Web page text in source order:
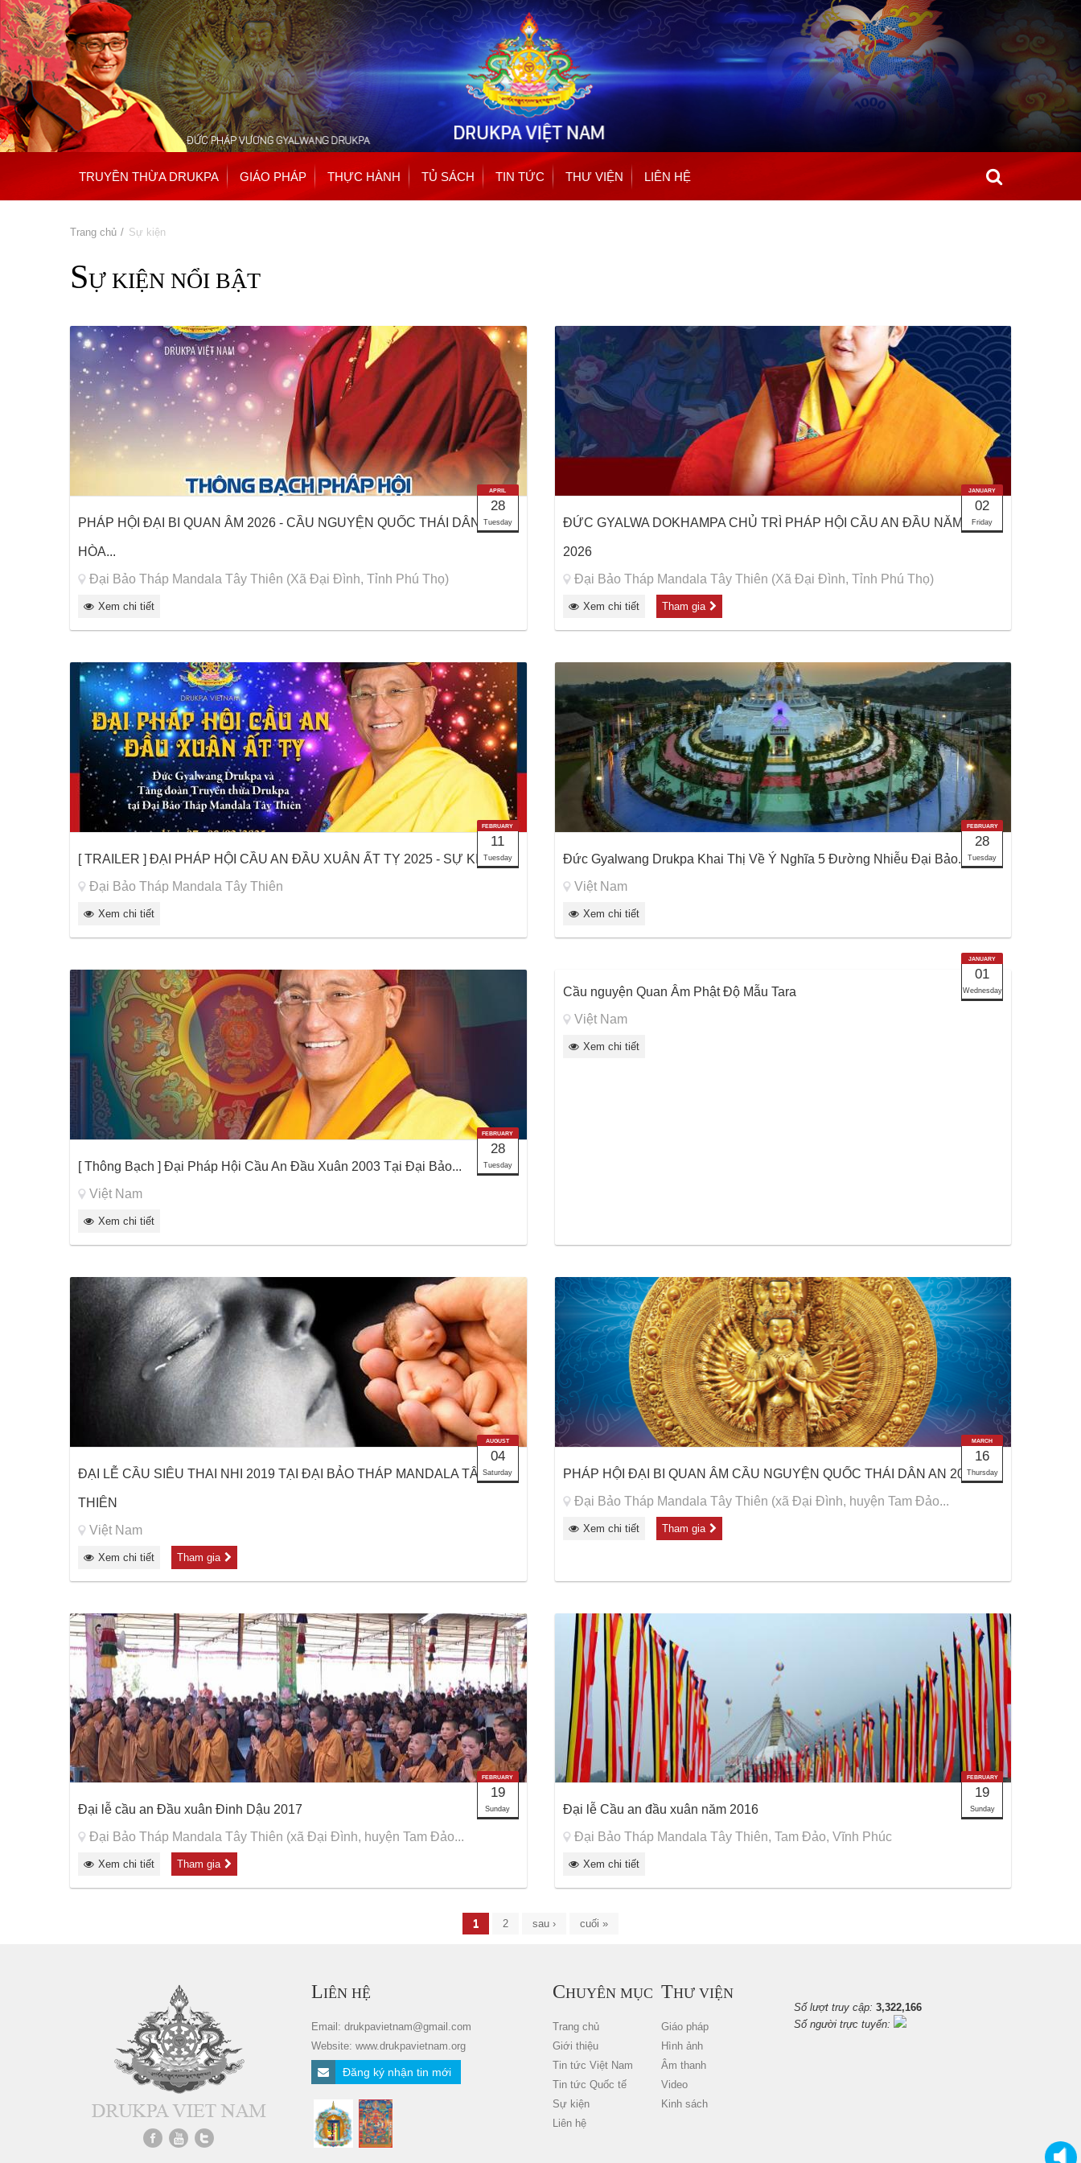
Nhảy
đến
nội
dung
TRUYỀN THỪA DRUKPA GIÁO PHÁP THỰC HÀNH TỦ SÁCH TIN TỨC THƯ VIỆN LIÊN HỆ
Trang chủ » Sự kiện
SỰ KIỆN NỔI BẬT
PHÁP HỘI ĐẠI BI QUAN ÂM 2026 - CẦU NGUYỆN QUỐC THÁI DÂN AN,
HÒA...
Đại Bảo Tháp Mandala Tây Thiên (Xã Đại Đình, Tỉnh Phú Thọ)
Xem chi tiết
APRIL
28
Tuesday ĐỨC GYALWA DOKHAMPA CHỦ TRÌ PHÁP HỘI CẦU AN ĐẦU NĂM MỚI
2026
Đại Bảo Tháp Mandala Tây Thiên (Xã Đại Đình, Tỉnh Phú Thọ)
Xem chi tiết Tham gia
JANUARY
02
Friday
[ TRAILER ] ĐẠI PHÁP HỘI CẦU AN ĐẦU XUÂN ẤT TỴ 2025 - SỰ KIỆN...
Đại Bảo Tháp Mandala Tây Thiên
Xem chi tiết
FEBRUARY
11
Tuesday
Đức Gyalwang Drukpa Khai Thị Về Ý Nghĩa 5 Đường Nhiễu Đại Bảo...
Việt Nam
Xem chi tiết
FEBRUARY
28
Tuesday
[ Thông Bạch ] Đại Pháp Hội Cầu An Đầu Xuân 2003 Tại Đại Bảo...
Việt Nam
Xem chi tiết
FEBRUARY
28
Tuesday
Cầu nguyện Quan Âm Phật Độ Mẫu Tara
Việt Nam
Xem chi tiết
JANUARY
01
Wednesday
ĐẠI LỄ CẦU SIÊU THAI NHI 2019 TẠI ĐẠI BẢO THÁP MANDALA TÂY
THIÊN
Việt Nam
Xem chi tiết Tham gia
AUGUST
04
Saturday
PHÁP HỘI ĐẠI BI QUAN ÂM CẦU NGUYỆN QUỐC THÁI DÂN AN 2017
Đại Bảo Tháp Mandala Tây Thiên (xã Đại Đình, huyện Tam Đảo...
Xem chi tiết Tham gia
MARCH
16
Thursday
Đại lễ cầu an Đầu xuân Đinh Dậu 2017
Đại Bảo Tháp Mandala Tây Thiên (xã Đại Đình, huyện Tam Đảo...
Xem chi tiết Tham gia
FEBRUARY
19
Sunday
Đại lễ Cầu an đầu xuân năm 2016
Đại Bảo Tháp Mandala Tây Thiên, Tam Đảo, Vĩnh Phúc
Xem chi tiết
FEBRUARY
19
Sunday
1 2 sau › cuối »
LIÊN HỆ
Email: drukpavietnam@gmail.com
Website: www.drukpavietnam.org
Đăng ký nhận tin mới
CHUYÊN MỤC
Trang chủ
Giới thiệu
Tin tức Việt Nam
Tin tức Quốc tế
Sự kiện
Liên hệ
THƯ VIỆN
Giáo pháp
Hình ảnh
Âm thanh
Video
Kinh sách
Số lượt truy cập: 3,322,166
Số người trực tuyến: